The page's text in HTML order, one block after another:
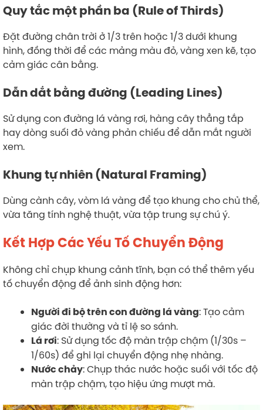
Quy tắc một phần ba (Rule of Thirds)
Đặt đường chân trời ở 1/3 trên hoặc 1/3 dưới khung
hình, đồng thời để các mảng màu đỏ, vàng xen kẽ, tạo
cảm giác cân bằng.
Dẫn dắt bằng đường (Leading Lines)
Sử dụng con đường lá vàng rơi, hàng cây thẳng tắp
hay dòng suối đỏ vàng phản chiếu để dẫn mắt người
xem.
Khung tự nhiên (Natural Framing)
Dùng cành cây, vòm lá vàng để tạo khung cho chủ thể,
vừa tăng tính nghệ thuật, vừa tập trung sự chú ý.
Kết Hợp Các Yếu Tố Chuyển Động
Không chỉ chụp khung cảnh tĩnh, bạn có thể thêm yếu
tố chuyển động để ảnh sinh động hơn:
Người đi bộ trên con đường lá vàng: Tạo cảm
giác đời thường và tỉ lệ so sánh.
Lá rơi: Sử dụng tốc độ màn trập chậm (1/30s –
1/60s) để ghi lại chuyển động nhẹ nhàng.
Nước chảy: Chụp thác nước hoặc suối với tốc độ
màn trập chậm, tạo hiệu ứng mượt mà.